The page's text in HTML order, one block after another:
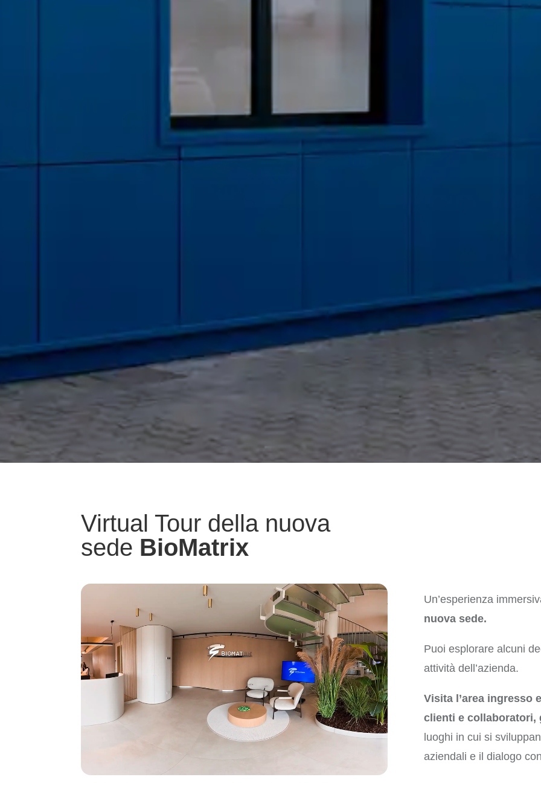
Virtual Tour della nuova
sede BioMatrix
Un’esperienza
nuova sede.
Puoi esplorare alcuni
attività dell’azienda.
Visita l’area ingresso
clienti e collaboratori,
luoghi in cui si
aziendali e il dialogo